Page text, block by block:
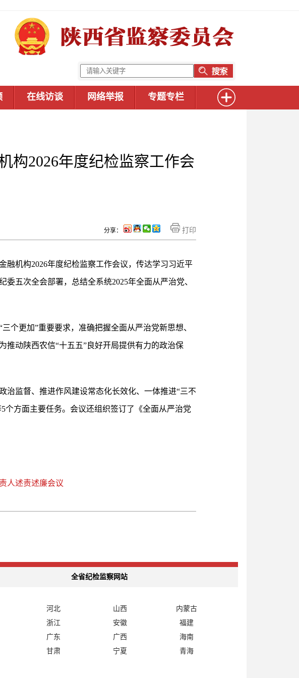
在线访谈 网络举报 专题专栏
构2026年度纪检监察工作会
打印
分享：
融机构2026年度纪检监察工作会议，传达学习习近平
五次全会部署，总结全系统2025年全面从严治党、
个更加”重要要求，准确把握全面从严治党新思想、
推动陕西农信“十五五”良好开局提供有力的政治保
治监督、推进作风建设常态化长效化、一体推进“三不
个方面主要任务。会议还组织签订了《全面从严治党
人述责述廉会议
全省纪检监察网站
河北 山西
内蒙古
浙江 安徽
福建
广东 广西
海南
甘肃 宁夏
青海